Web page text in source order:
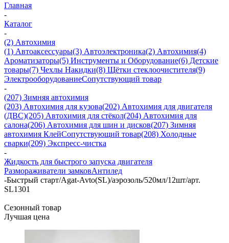
Главная
-
Каталог
-
(2) Автохимия
(1) Автоаксессуары(3) Автоэлектроника(2) Автохимия(4)
Ароматизаторы(5) Инструменты и Оборудование(6) Детские
товары(7) Чехлы Накидки(8) Щётки стеклоочистителя(9)
ЭлектрооборудованиеСопутствующий товар
-
(207) Зимняя автохимия
(203) Автохимия для кузова(202) Автохимия для двигателя
(ДВС)(205) Автохимия для стёкол(204) Автохимия для
салона(206) Автохимия для шин и дисков(207) Зимняя
автохимия КлейСопутствующий товар(208) Холодные
сварки(209) Экспреcс-чистка
-
Жидкость для быстрого запуска двигателя
Размораживатели замковАнтилед
-Быстрый старт/Agat-Avto(SL)/аэрозоль/520мл/12шт/арт.
SL1301
Сезонный товар
Лучшая цена